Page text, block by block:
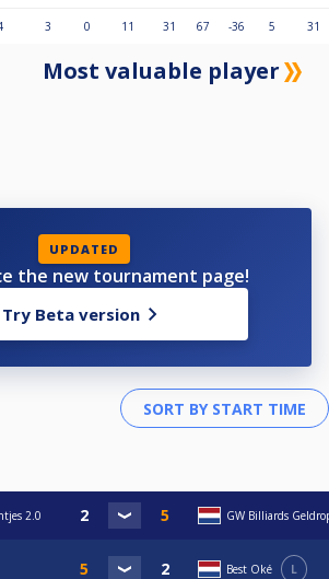
3 0 11 31 67 -36 5 31
Most valuable player
UPDATED
the new tournament page!
Try Beta version
2.0 GW Billiards
Best Oké L